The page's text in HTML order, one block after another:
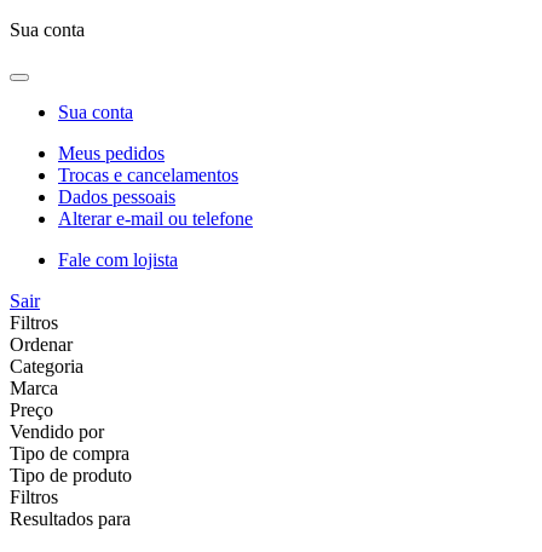
Sua conta
Sua conta
Meus pedidos
Trocas e cancelamentos
Dados pessoais
Alterar e-mail ou telefone
Fale com lojista
Sair
Filtros
Ordenar
Categoria
Marca
Preço
Vendido por
Tipo de compra
Tipo de produto
Filtros
Resultados para